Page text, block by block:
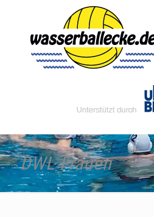
DWL Frauen